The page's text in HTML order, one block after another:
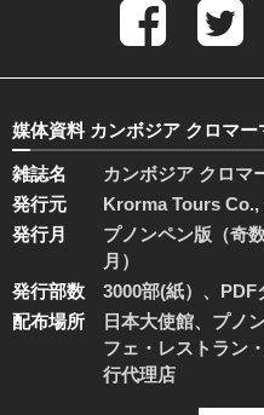
媒体資料 カンボジア クロマー
雑誌名
カンボジア クロマ
発行元
Krorma Tours Co.,
発行月
プノンペン版（奇
月）
発行部数
3000部(紙）、
配布場所
日本大使館、プノ
フェ・レストラン
行代理店